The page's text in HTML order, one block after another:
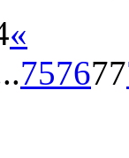
«
757677